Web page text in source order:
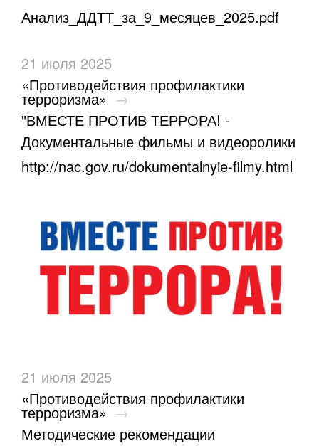
Анализ_ДДТТ_за_9_месяцев_2025.pdf
21 июля 2025
«Противодействия профилактики
терроризма» →
"ВМЕСТЕ ПРОТИВ ТЕРРОРА! -
Документальные фильмы и видеоролики
http://nac.gov.ru/dokumentalnyie-filmy.html
21 июля 2025
«Противодействия профилактики
терроризма» →
Методические рекомендации